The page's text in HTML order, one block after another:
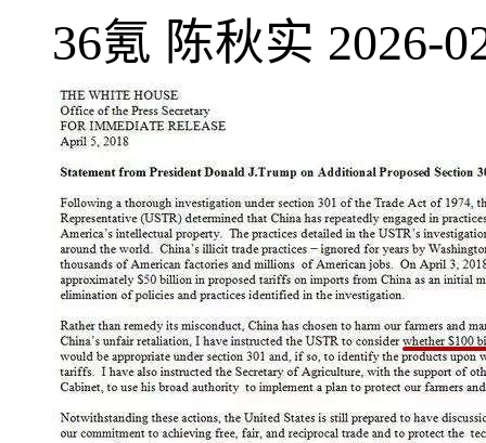
36氪 陈秋实 2026-